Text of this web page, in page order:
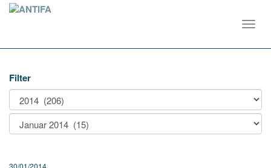
Filter
30/01/2014